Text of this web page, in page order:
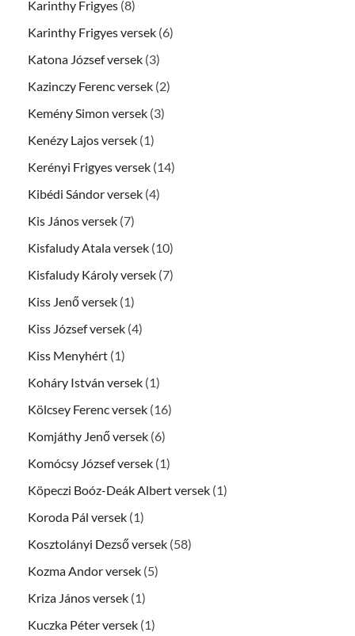
Karinthy Frigyes (8)
Karinthy Frigyes versek (6)
Katona József versek (3)
Kazinczy Ferenc versek (2)
Kemény Simon versek (3)
Kenézy Lajos versek (1)
Kerényi Frigyes versek (14)
Kibédi Sándor versek (4)
Kis János versek (7)
Kisfaludy Atala versek (10)
Kisfaludy Károly versek (7)
Kiss Jenő versek (1)
Kiss József versek (4)
Kiss Menyhért (1)
Koháry István versek (1)
Kölcsey Ferenc versek (16)
Komjáthy Jenő versek (6)
Komócsy József versek (1)
Köpeczi Boóz-Deák Albert versek (1)
Koroda Pál versek (1)
Kosztolányi Dezső versek (58)
Kozma Andor versek (5)
Kriza János versek (1)
Kuczka Péter versek (1)